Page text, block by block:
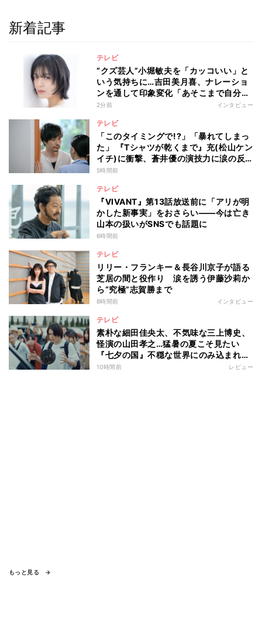
新着記事
テレビ
“クズ芸人”小堀敏夫を「カッコいい」と
いう気持ちに…吉田美月喜、ナレーショ
ンを通して印象変化「あそこまで自分に
正直に生きられる人は、なかなかいな
2分前 インタビュー
テレビ
「このタイミングで!?」「暴れてしまっ
た」 『Tシャツが乾くまで』充(松山ケン
イチ)に衝撃、蒼井優の演技力に涙の反
響も
5時間前
テレビ
『VIVANT』第13話放送前に「アリが明
かした新事実」をおさらい――今は亡き
山本の扱いがSNSでも話題に
6時間前
テレビ
リリー・フランキー＆長谷川京子が語る
芝居の間と役作り 涙を誘う伊藤沙莉か
ら“究極”志賀勝まで
8時間前 インタビュー
テレビ
素朴な細田佳央太、不気味な三上博史、
怪演の山田孝之…猛暑の夏こそ見たい
『七夕の国』不穏な世界にのみ込まれる
超常ミステリー
10時間前 レビュー
もっと見る